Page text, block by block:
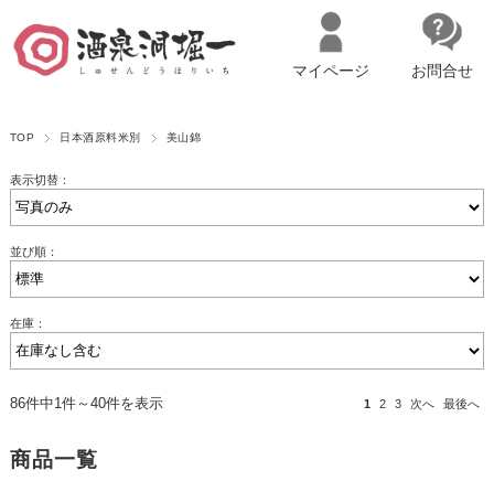
名古屋市西区の「造り手の想いを伝える」日本酒・ワインセレクトショ
マイページ お問合せ
TOP 日本酒原料米別 美山錦
表示切替：
並び順：
在庫：
86件中1件～40件を表示 1 2 3 次へ 最後へ
商品一覧